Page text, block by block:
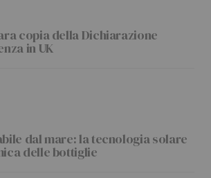
copia della Dichiarazione
in UK
dal mare: la tecnologia solare
delle bottiglie